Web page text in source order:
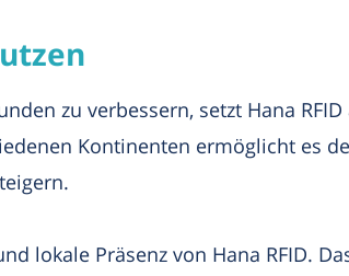
zu verbessern, setzt Hana
Kontinenten ermöglicht es
lokale Präsenz von Hana RFID.